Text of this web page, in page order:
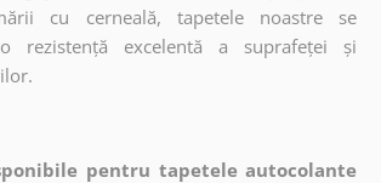
cu cerneală, tapetele noastre se
rezistență excelentă a suprafeței și
pentru tapetele autocolante